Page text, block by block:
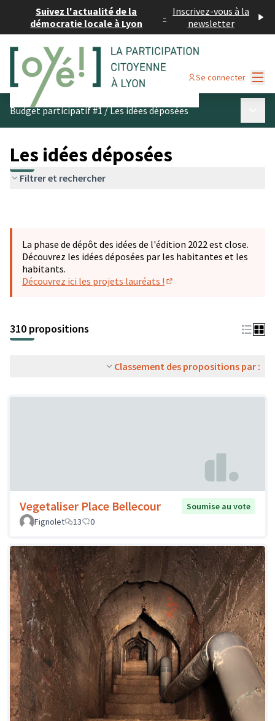
Suivez l'actualité de la
démocratie locale à Lyon
- Inscrivez-vous à la
newsletter
Se connecter
Budget participatif #1/Les idées déposées
Les idées déposées
Filtrer et rechercher
La phase de dépôt des idées de l'édition 2022 est close.
Découvrez les idées déposées par les habitantes et les
habitants.
Découvrez ici les projets lauréats !
310 propositions
Classement des propositions par :
Vegetaliser Place Bellecour
Soumise au vote
Fignolet
13 0